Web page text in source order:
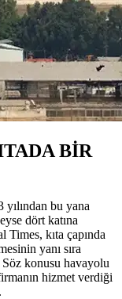
BİR
bu yana
dört katına
Times, kıta çapında
yanı sıra
konusu havayolu
hizmet verdiği